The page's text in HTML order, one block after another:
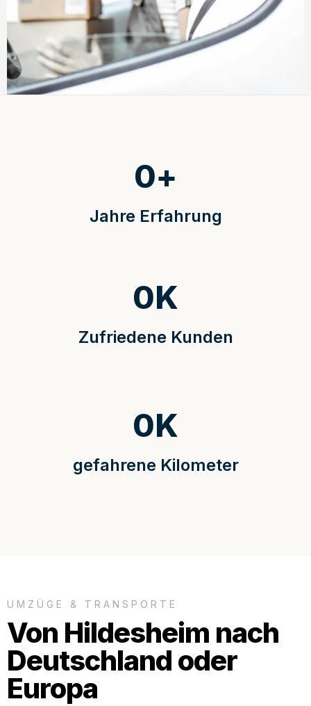
Jahre Erfahrung
0+
Zufriedene Kunden
0K
gefahrene Kilometer
0K
UMZÜGE & TRANSPORTE
Von Hildesheim nach
Deutschland oder
Europa